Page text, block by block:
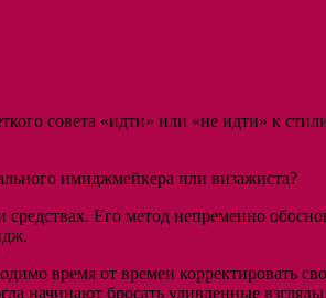
совета «идти» или «не идти» к
имиджмейкера или визажиста?
Его метод непременно
время от времеи корректировать
начинают бросать удивленные